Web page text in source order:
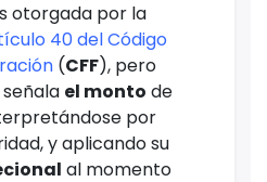
otorgada por la
40 del Código
(CFF), pero
el monto de
por
y aplicando su
al momento